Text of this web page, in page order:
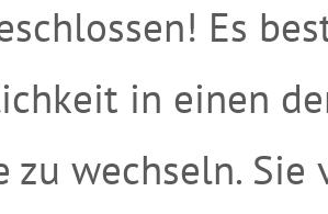
Es
in einen
zu wechseln.